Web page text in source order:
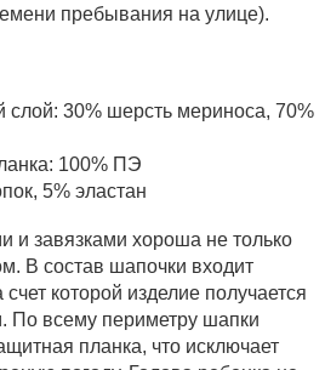
пребывания на улице).
30% шерсть мериноса, 70%
100% ПЭ
5% эластан
и завязками хороша не только
В состав шапочки входит
которой изделие получается
По всему периметру шапки
планка, что исключает